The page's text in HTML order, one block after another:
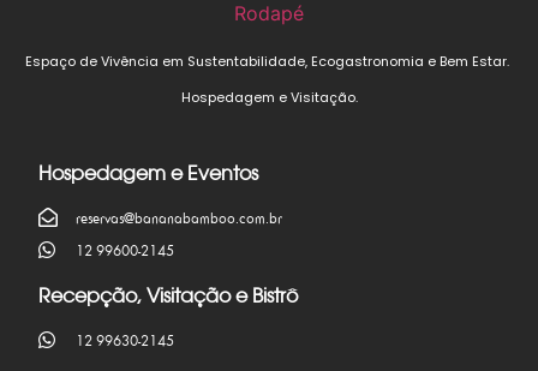
Espaço de Vivência em Sustentabilidade, Ecogastronomia e Bem Estar.
Hospedagem e Visitação.
Hospedagem e Eventos
reservas@bananabamboo.com.br
12 99600-2145
Recepção, Visitação e Bistrô
12 99630-2145